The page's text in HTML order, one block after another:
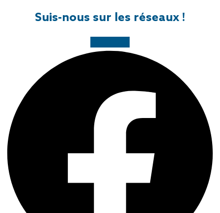
Suis-nous sur les réseaux !